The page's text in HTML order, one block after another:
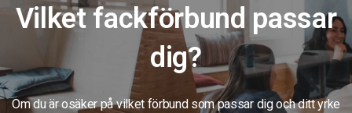
Vilket fackförbund passar
dig?
Om du är osäker på vilket förbund som passar dig och ditt yrke